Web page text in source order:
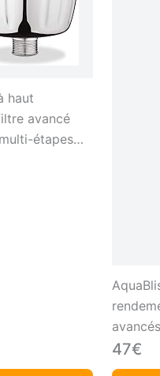
haut
avancé
étapes
–
47€